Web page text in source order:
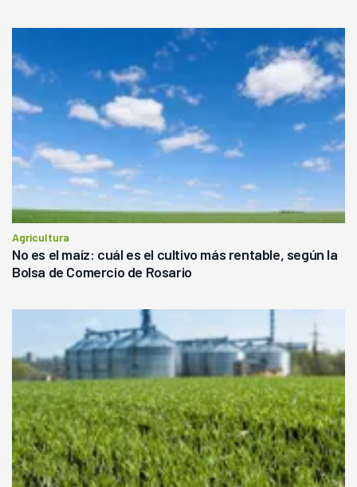
Agricultura
No es el maíz: cuál es el cultivo más rentable, según la
Bolsa de Comercio de Rosario